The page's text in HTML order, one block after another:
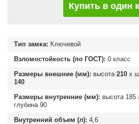
Купить в один
Тип замка: Ключевой
Взломостойкость (по ГОСТ): 0 класс
Размеры внешние (мм): высота 210 х
140
Размеры внутренние (мм): высота 185
глубина 90
Внутренний объем (л): 4,6